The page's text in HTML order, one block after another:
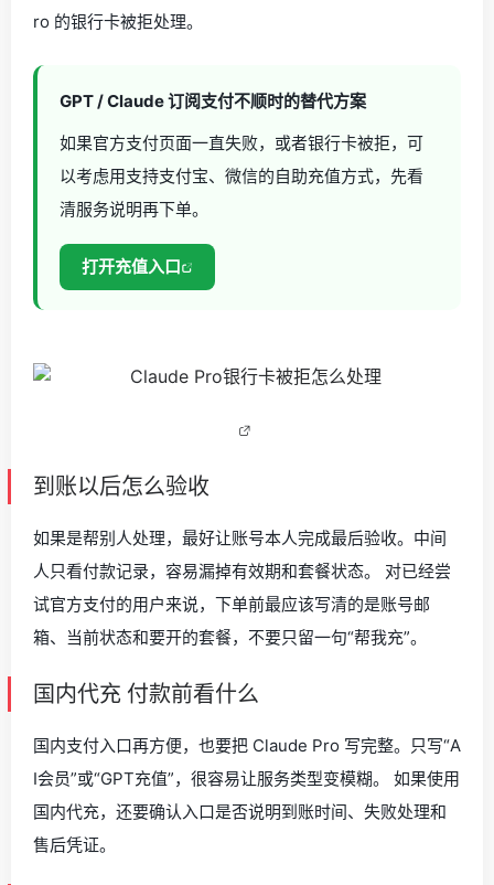
ro 的银行卡被拒处理。
GPT / Claude 订阅支付不顺时的替代方案
如果官方支付页面一直失败，或者银行卡被拒，可
以考虑用支持支付宝、微信的自助充值方式，先看
清服务说明再下单。
打开充值入口
到账以后怎么验收
如果是帮别人处理，最好让账号本人完成最后验收。中间
人只看付款记录，容易漏掉有效期和套餐状态。 对已经尝
试官方支付的用户来说，下单前最应该写清的是账号邮
箱、当前状态和要开的套餐，不要只留一句“帮我充”。
国内代充 付款前看什么
国内支付入口再方便，也要把 Claude Pro 写完整。只写“A
I会员”或“GPT充值”，很容易让服务类型变模糊。 如果使用
国内代充，还要确认入口是否说明到账时间、失败处理和
售后凭证。